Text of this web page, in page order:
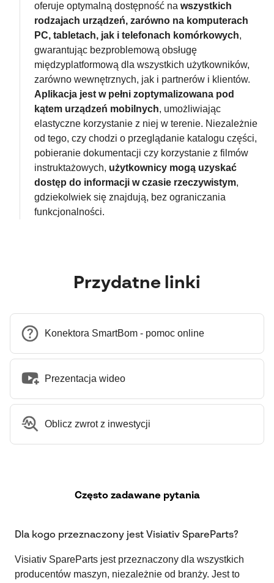
oferuje optymalną dostępność na wszystkich
rodzajach urządzeń, zarówno na komputerach
PC, tabletach, jak i telefonach komórkowych,
gwarantując bezproblemową obsługę
międzyplatformową dla wszystkich użytkowników,
zarówno wewnętrznych, jak i partnerów i klientów.
Aplikacja jest w pełni zoptymalizowana pod
kątem urządzeń mobilnych, umożliwiając
elastyczne korzystanie z niej w terenie. Niezależnie
od tego, czy chodzi o przeglądanie katalogu części,
pobieranie dokumentacji czy korzystanie z filmów
instruktażowych, użytkownicy mogą uzyskać
dostęp do informacji w czasie rzeczywistym,
gdziekolwiek się znajdują, bez ograniczania
funkcjonalności.
Przydatne linki
Konektora SmartBom - pomoc online
Prezentacja wideo
Oblicz zwrot z inwestycji
Często zadawane pytania
Dla kogo przeznaczony jest Visiativ SpareParts?
Visiativ SpareParts jest przeznaczony dla wszystkich
producentów maszyn, niezależnie od branży. Jest to